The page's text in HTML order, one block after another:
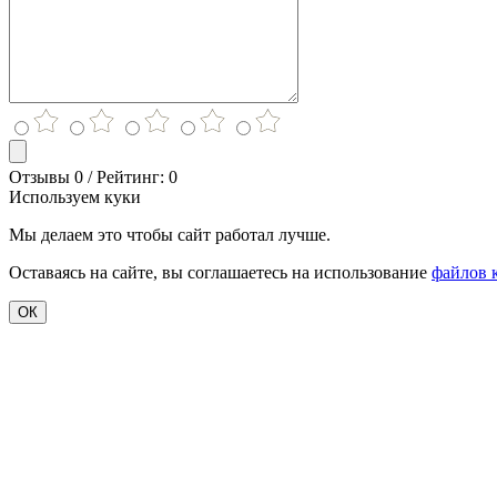
Отзывы 0 / Рейтинг: 0
Используем куки
Мы делаем это чтобы сайт работал лучше.
Оставаясь на сайте, вы соглашаетесь на использование файлов
ОК